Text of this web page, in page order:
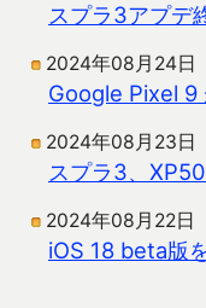
スプラ3アプデ
2024年08月24日
Google Pixel 9
2024年08月23日
スプラ3、
2024年08月22日
iOS 18 beta版